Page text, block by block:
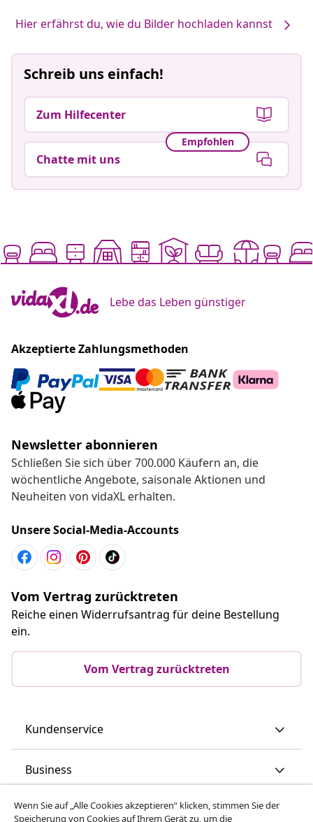
Hier erfährst du, wie du Bilder hochladen kannst
Schreib uns einfach!
Zum Hilfecenter
Empfohlen
Chatte mit uns
Lebe das Leben günstiger
Akzeptierte Zahlungsmethoden
Newsletter abonnieren
Schließen Sie sich über 700.000 Käufern an, die
wöchentliche Angebote, saisonale Aktionen und
Neuheiten von vidaXL erhalten.
Unsere Social-Media-Accounts
Vom Vertrag zurücktreten
Reiche einen Widerrufsantrag für deine Bestellung
ein.
Vom Vertrag zurücktreten
Kundenservice
Business
vidaXL
Wenn Sie auf „Alle Cookies akzeptieren“ klicken, stimmen Sie der
Speicherung von Cookies auf Ihrem Gerät zu, um die